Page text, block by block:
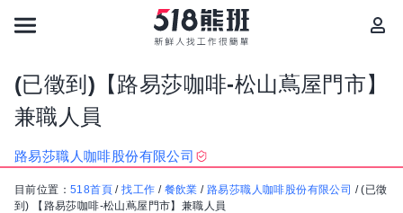
(已徵到)【路易莎咖啡-松山蔦屋門市】
兼職人員
路易莎職人咖啡股份有限公司
目前位置： 518首頁 /找工作 / 餐飲業 /路易莎職人咖啡股份有限公司 /(已徵
到) 【路易莎咖啡-松山蔦屋門市】兼職人員